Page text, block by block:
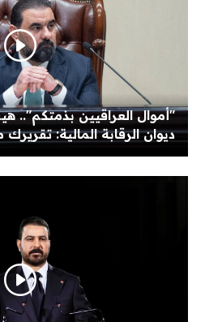
"أموال العراقيين بذمتكم"..
ديوان الرقابة المالية: